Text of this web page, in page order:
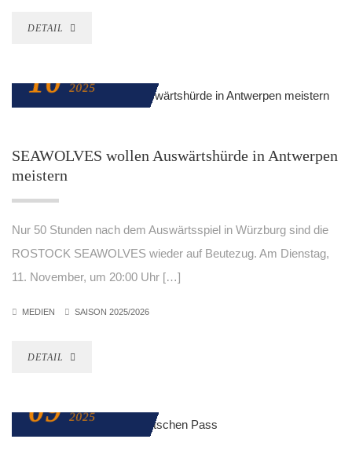
DETAIL
10 2025
SEAWOLVES wollen Auswärtshürde in Antwerpen
meistern
Nur 50 Stunden nach dem Auswärtsspiel in Würzburg sind die
ROSTOCK SEAWOLVES wieder auf Beutezug. Am Dienstag,
11. November, um 20:00 Uhr […]
MEDIEN SAISON 2025/2026
DETAIL
09 2025